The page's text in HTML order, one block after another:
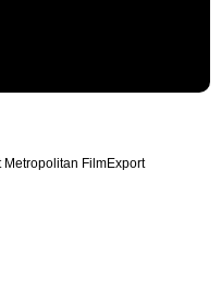
Metropolitan FilmExport